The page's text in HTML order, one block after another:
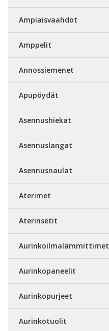
Ampiaisvaahdot
Amppelit
Annossiemenet
Apupöydät
Asennushiekat
Asennuslangat
Asennusnaulat
Aterimet
Aterinsetit
Aurinkoilmalämmittimet
Aurinkopaneelit
Aurinkopurjeet
Aurinkotuolit